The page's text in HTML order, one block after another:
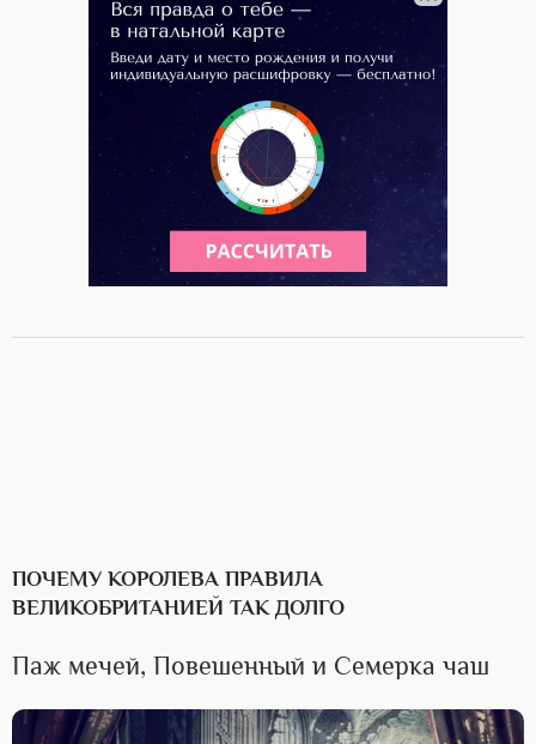
ПОЧЕМУ КОРОЛЕВА ПРАВИЛА
ВЕЛИКОБРИТАНИЕЙ ТАК ДОЛГО
Паж мечей, Повешенный и Семерка чаш